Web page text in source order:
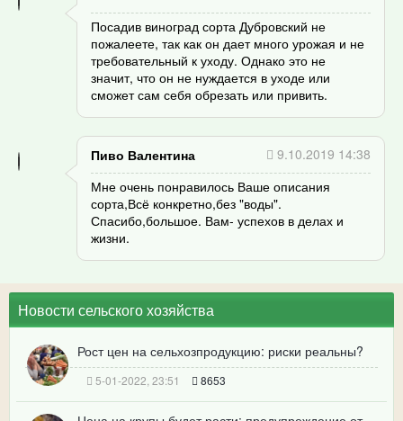
Посадив виноград сорта Дубровский не
пожалеете, так как он дает много урожая и не
требовательный к уходу. Однако это не
значит, что он не нуждается в уходе или
сможет сам себя обрезать или привить.
Пиво Валентина
9.10.2019 14:38
Мне очень понравилось Ваше описания
сорта,Всё конкретно,без "воды".
Спасибо,большое. Вам- успехов в делах и
жизни.
Новости сельского хозяйства
Рост цен на сельхозпродукцию: риски реальны?
5-01-2022, 23:51 8653